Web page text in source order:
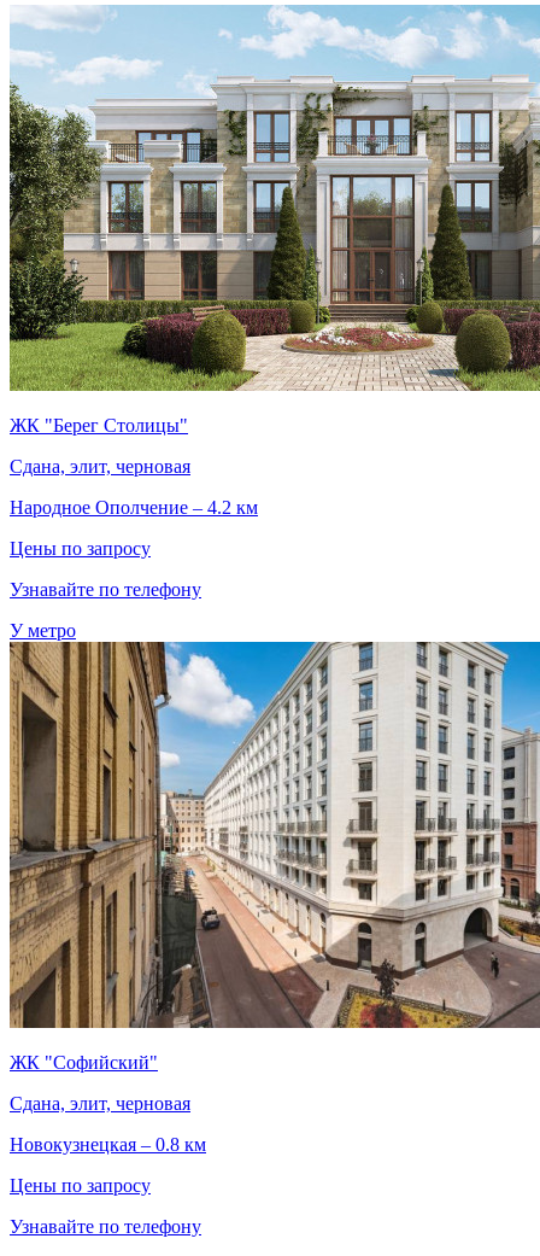
ЖК "Берег Столицы"
Сдана, элит, черновая
Народное Ополчение – 4.2 км
Цены по запросу
Узнавайте по телефону
У метро
ЖК "Софийский"
Сдана, элит, черновая
Новокузнецкая – 0.8 км
Цены по запросу
Узнавайте по телефону